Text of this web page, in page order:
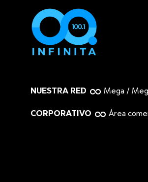
NUESTRA RED Mega /
CORPORATIVO Área